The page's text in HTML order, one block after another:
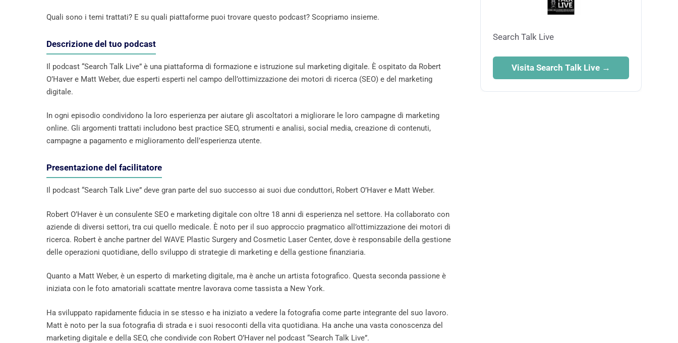
Quali sono i temi trattati? E su quali piattaforme puoi trovare questo podcast? Scopriamo insieme.
Descrizione del tuo podcast
Il podcast “Search Talk Live” è una piattaforma di formazione e istruzione sul marketing digitale. È ospitato da Robert
O’Haver e Matt Weber, due esperti esperti nel campo dell’ottimizzazione dei motori di ricerca (SEO) e del marketing
digitale.
In ogni episodio condividono la loro esperienza per aiutare gli ascoltatori a migliorare le loro campagne di marketing
online. Gli argomenti trattati includono best practice SEO, strumenti e analisi, social media, creazione di contenuti,
campagne a pagamento e miglioramento dell’esperienza utente.
Presentazione del facilitatore
Il podcast “Search Talk Live” deve gran parte del suo successo ai suoi due conduttori, Robert O’Haver e Matt Weber.
Robert O’Haver è un consulente SEO e marketing digitale con oltre 18 anni di esperienza nel settore. Ha collaborato con
aziende di diversi settori, tra cui quello medicale. È noto per il suo approccio pragmatico all’ottimizzazione dei motori di
ricerca. Robert è anche partner del WAVE Plastic Surgery and Cosmetic Laser Center, dove è responsabile della gestione
delle operazioni quotidiane, dello sviluppo di strategie di marketing e della gestione finanziaria.
Quanto a Matt Weber, è un esperto di marketing digitale, ma è anche un artista fotografico. Questa seconda passione è
iniziata con le foto amatoriali scattate mentre lavorava come tassista a New York.
Ha sviluppato rapidamente fiducia in se stesso e ha iniziato a vedere la fotografia come parte integrante del suo lavoro.
Matt è noto per la sua fotografia di strada e i suoi resoconti della vita quotidiana. Ha anche una vasta conoscenza del
marketing digitale e della SEO, che condivide con Robert O’Haver nel podcast “Search Talk Live”.
Search Talk Live
Visita Search Talk Live →